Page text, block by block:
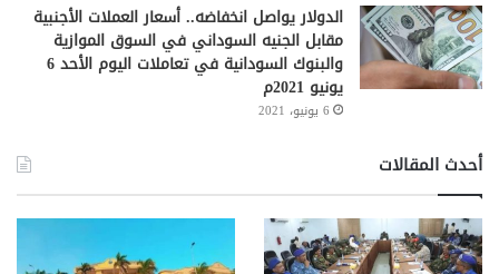
الدولار يواصل انخفاضه.. أسعار العملات الأجنبية
مقابل الجنيه السوداني في السوق الموازية
والبنوك السودانية في تعاملات اليوم الأحد 6
يونيو 2021م
6 يونيو، 2021
أحدث المقالات